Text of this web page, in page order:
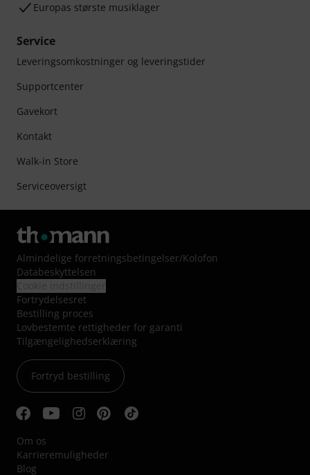
Europas største musiklager
Service
Leveringsomkostninger og leveringstider
Supportcenter
Gavekort
Kontakt
Walk-in Store
Serviceoversigt
Almindelige forretningsbetingelser/Kolofon
Databeskyttelsen
Fortrydelsesret
Bestilling proces
Lovbestemte rettigheder for garanti
Tilgængelighedserklæring
Fortryd bestilling
Om os
Karrieremuligheder
Blog